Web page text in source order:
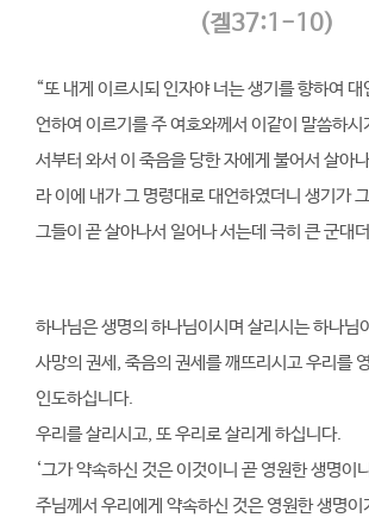
(겔37:1-10)
“또 내게 이르시되 인자야 너는 생기를 향하여 대
언하여 이르기를 주 여호와께서 이같이 말씀하시
서부터 와서 이 죽음을 당한 자에게 불어서 살아
라 이에 내가 그 명령대로 대언하였더니 생기가
그들이 곧 살아나서 일어나 서는데 극히 큰 군
하나님은 생명의 하나님이시며 살리시는 하나님
사망의 권세, 죽음의 권세를 깨뜨리시고 우리를
인도하십니다.
우리를 살리시고, 또 우리로 살리게 하십니다.
‘그가 약속하신 것은 이것이니 곧 영원한 생명
주님께서 우리에게 약속하신 것은 영원한 생명이